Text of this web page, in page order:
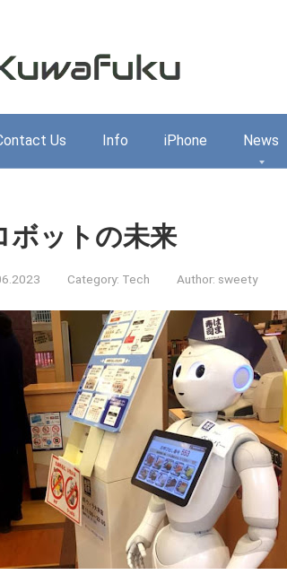
Us Info iPhone News
ボットの未来
Category: Tech Author: sweety